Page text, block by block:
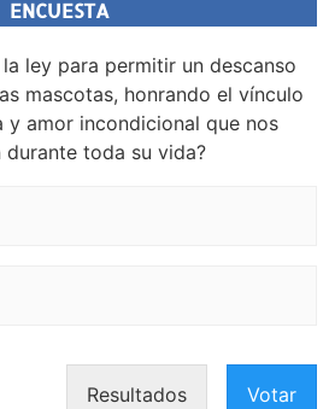
ENCUESTA
ley para permitir un descanso
mascotas, honrando el vínculo
y amor incondicional que nos
durante toda su vida?
Resultados Votar